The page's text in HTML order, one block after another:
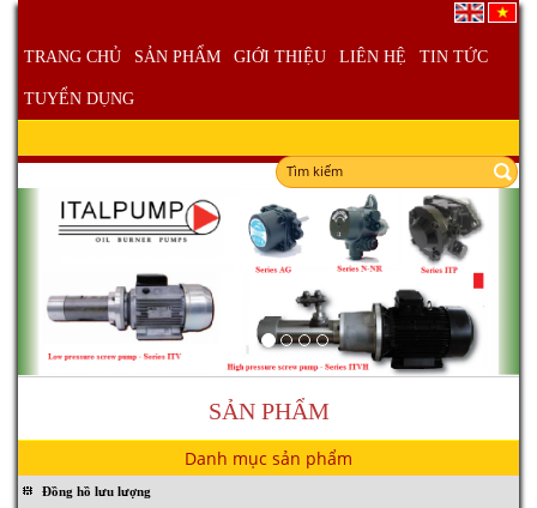
TRANG CHỦ SẢN PHẨM GIỚI THIỆU LIÊN HỆ TIN TỨC
TUYỂN DỤNG
SẢN PHẨM
Danh mục sản phẩm
Đồng hồ lưu lượng